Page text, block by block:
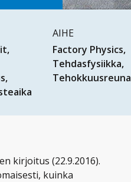
AIHE
Factory Physics
Tehdasfysiikka
Tehokkuusreuna
kirjoitus (22.9.2016).
kuinka